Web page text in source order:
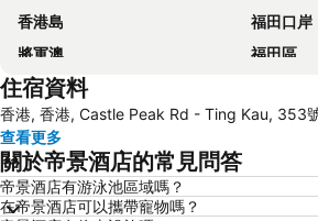
香港島
福田口岸
將軍澳
福田區
Mong Kok Metro Station
南山區
東涌
元朗
天水圍
Wan
海洋公園
深水埗區
住宿資料
香港, 香港, Castle Peak Rd - Ting Kau, 353
查看更多
關於帝景酒店的常見問答
帝景酒店有游泳池區域嗎？
在帝景酒店可以攜帶寵物嗎？